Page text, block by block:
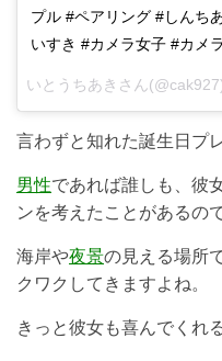
プル #ペアリング #しんち
いすき #カメラ女子 #カメ
いとうちあきさん
言わずと知れた誕生日プ
男性であれば誰しも、彼
ンを考えたことがあるの
海岸や夜景の見える場所
クワクしてきますよね。
きっと彼女も喜んでくれ